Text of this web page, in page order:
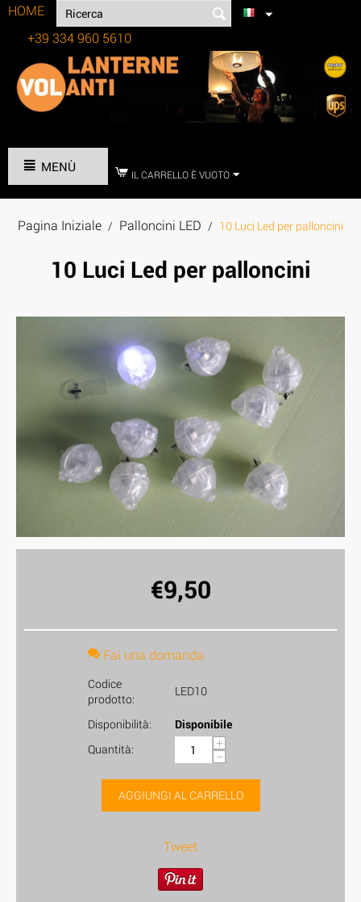
HOME
+39 334 960 5610
MENÙ IL CARRELLO È VUOTO
Pagina Iniziale / Palloncini LED / 10 Luci Led per palloncini
10 Luci Led per palloncini
€9,50
Fai una domanda
Codice
prodotto:
LED10
Disponibilità:
Disponibile
Quantità:
+
−
AGGIUNGI AL CARRELLO
Tweet